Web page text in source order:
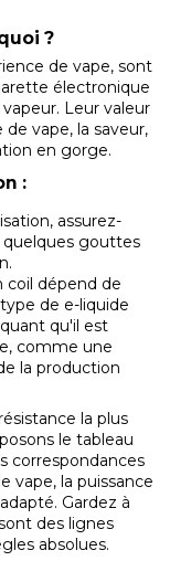
?
de vape, sont
électronique
Leur valeur
vape, la saveur,
en gorge.
:
assurez-
quelques gouttes
coil dépend de
de e-liquide
qu'il est
comme une
la production
la plus
le tableau
correspondances
vape, la puissance
Gardez à
des lignes
absolues.